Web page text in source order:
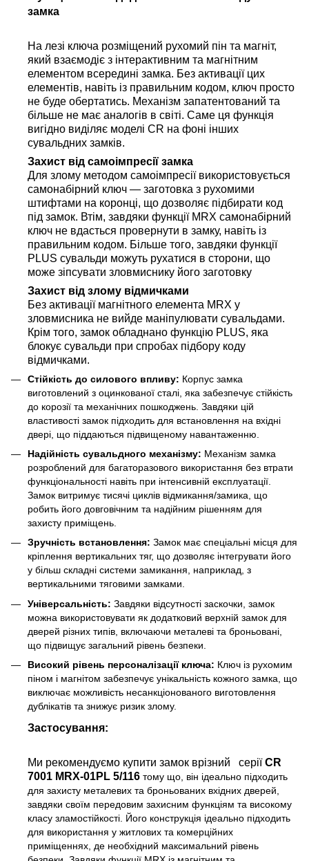
замка
На лезі ключа розміщений рухомий пін та магніт,
який взаємодіє з інтерактивним та магнітним
елементом всередині замка. Без активації цих
елементів, навіть із правильним кодом, ключ просто
не буде обертатись. Механізм запатентований та
більше не має аналогів в світі. Саме ця функція
вигідно виділяє моделі CR на фоні інших
сувальдних замків.
Захист від самоімпресії замка
Для злому методом самоімпресії використовується
самонабірний ключ — заготовка з рухомими
штифтами на коронці, що дозволяє підбирати код
під замок. Втім, завдяки функції MRX самонабірний
ключ не вдасться провернути в замку, навіть із
правильним кодом. Більше того, завдяки функції
PLUS сувальди можуть рухатися в сторони, що
може зіпсувати зловмиснику його заготовку
Захист від злому відмичками
Без активації магнітного елемента MRX у
зловмисника не вийде маніпулювати сувальдами.
Крім того, замок обладнано функцію PLUS, яка
блокує сувальди при спробах підбору коду
відмичками.
Стійкість до силового впливу: Корпус замка
виготовлений з оцинкованої сталі, яка забезпечує стійкість
до корозії та механічних пошкоджень. Завдяки цій
властивості замок підходить для встановлення на вхідні
двері, що піддаються підвищеному навантаженню.
Надійність сувальдного механізму: Механізм замка
розроблений для багаторазового використання без втрати
функціональності навіть при інтенсивній експлуатації.
Замок витримує тисячі циклів відмикання/замика, що
робить його довговічним та надійним рішенням для
захисту приміщень.
Зручність встановлення: Замок має спеціальні місця для
кріплення вертикальних тяг, що дозволяє інтегрувати його
у більш складні системи замикання, наприклад, з
вертикальними тяговими замками.
Універсальність: Завдяки відсутності заскочки, замок
можна використовувати як додатковий верхній замок для
дверей різних типів, включаючи металеві та броньовані,
що підвищує загальний рівень безпеки.
Високий рівень персоналізації ключа: Ключ із рухомим
піном і магнітом забезпечує унікальність кожного замка, що
виключає можливість несанкціонованого виготовлення
дублікатів та знижує ризик злому.
Застосування:
Ми рекомендуємо купити замок врізний серіїCR
7001 MRX-01PL 5/116 тому що, він ідеально підходить
для захисту металевих та броньованих вхідних дверей,
завдяки своїм передовим захисним функціям та високому
класу зламостійкості. Його конструкція ідеально підходить
для використання у житлових та комерційних
приміщеннях, де необхідний максимальний рівень